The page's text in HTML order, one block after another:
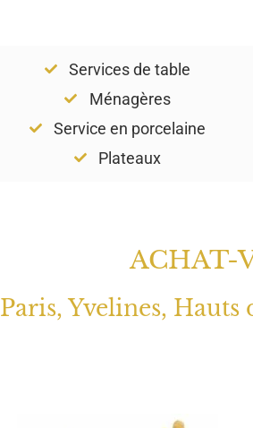
Services de table
Ménagères
Service en porcelaine
Plateaux
ACHAT-
Paris, Yvelines, Hauts